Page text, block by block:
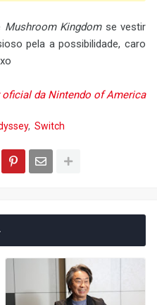
Mushroom Kingdomse vestir
pela a possibilidade, caro
oficial da Nintendo of America
Switch